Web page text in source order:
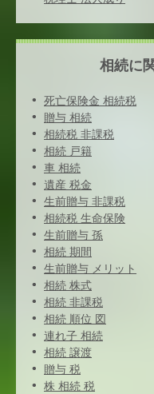
相続に
死亡保険金 相続税
贈与 相続
相続税 非課税
相続 戸籍
車 相続
遺産 税金
生前贈与 非課税
相続税 生命保険
生前贈与 孫
相続 期間
生前贈与 メリット
相続 株式
相続 非課税
相続 順位 図
連れ子 相続
相続 譲渡
贈与 税
株 相続 税